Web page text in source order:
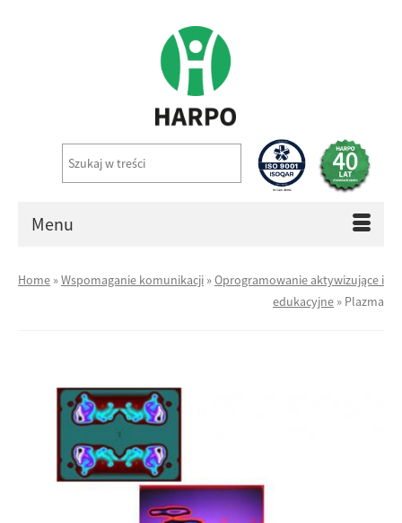
Menu
Home »Wspomaganie komunikacji »Oprogramowanie aktywizujące i
edukacyjne » Plazma